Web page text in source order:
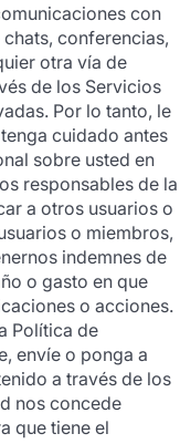
con
conferencias,
otra vía de
de los Servicios
Por lo tanto, le
cuidado antes
sobre usted en
responsables de la
a otros usuarios o
o miembros,
indemnes de
o gasto en que
o acciones.
Política de
envíe o ponga a
a través de los
nos concede
que tiene el